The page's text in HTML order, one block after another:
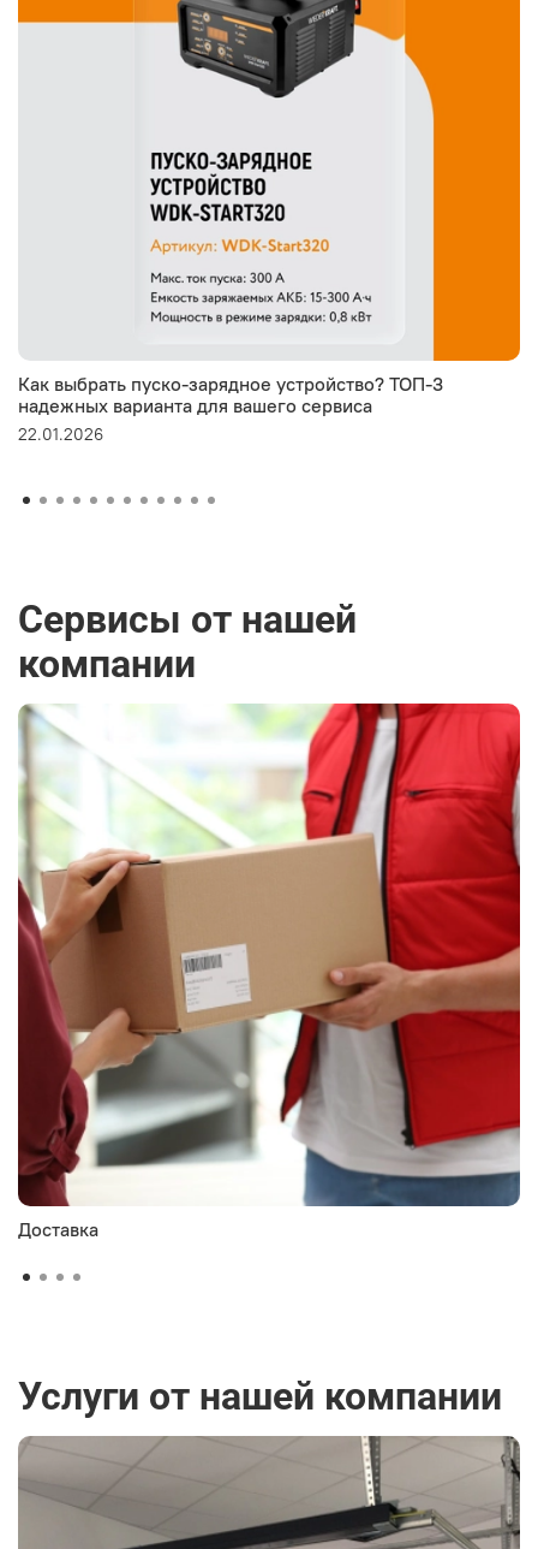
Как выбрать пуско-зарядное устройство? ТОП-3
надежных варианта для вашего сервиса
22.01.2026
Сервисы от нашей
компании
Доставка
Услуги от нашей компании